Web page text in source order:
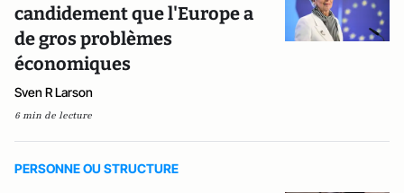
candidement que l'Europe a
de gros problèmes
économiques
Sven R Larson
6 min de lecture
PERSONNE OU STRUCTURE